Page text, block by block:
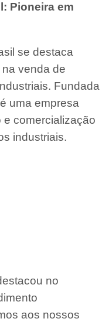
Pioneira em
se destaca
venda de
Fundada
uma empresa
comercialização
industriais.
no
aos nossos